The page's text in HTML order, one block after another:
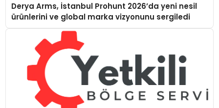
Derya Arms, İstanbul Prohunt 2026’da yeni nesil
ürünlerini ve global marka vizyonunu sergiledi